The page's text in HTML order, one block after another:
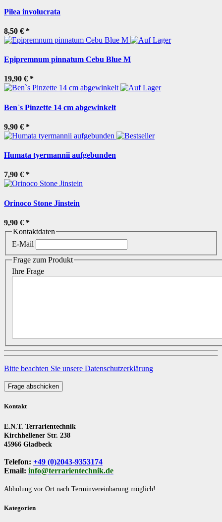
Pilea involucrata
8,50 € *
Epipremnum pinnatum Cebu Blue M
19,90 € *
Ben`s Pinzette 14 cm abgewinkelt
9,90 € *
Humata tyermannii aufgebunden
7,90 € *
Orinoco Stone Jinstein
9,90 € *
Kontaktdaten
E-Mail
Frage zum Produkt
Ihre Frage
Bitte beachten Sie unsere Datenschutzerklärung
Frage abschicken
Kontakt
E.N.T. Terrarientechnik
Kirchhellener Str. 238
45966 Gladbeck
Telefon: +49 (0)2043-9353174
Email: info@terrarientechnik.de
Abholung vor Ort nach Terminvereinbarung möglich!
Kategorien